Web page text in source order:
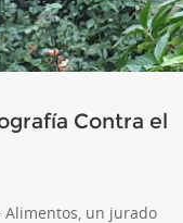
Contra el
Alimentos, un jurado